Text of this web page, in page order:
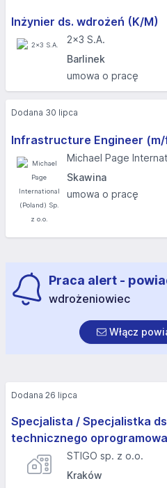
Inżynier ds. wdrożeń (K/M)
2x3 S.A.
Barlinek
umowa o pracę
Infrastructure Engineer
Michael Page
Skawina
umowa o pracę
Dodana 30 lipca
Praca alert -
wdrożeniowiec
Włącz
Specjalista / Specjalistka
technicznego
STIGO sp. z o.o.
Kraków
Dodana 26 lipca